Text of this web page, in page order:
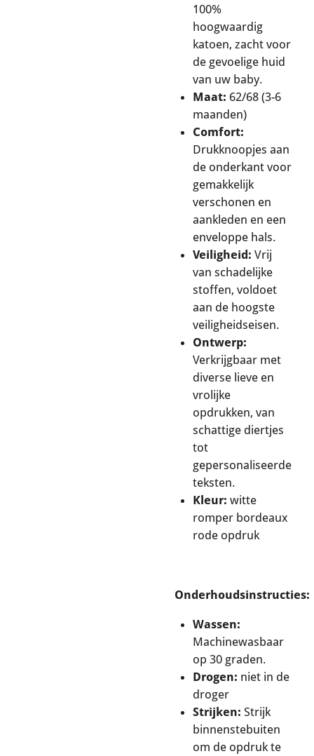
100%
hoogwaardig
katoen, zacht voor
de gevoelige huid
van uw baby.
Maat: 62/68 (3-6
maanden)
Comfort:
Drukknoopjes aan
de onderkant voor
gemakkelijk
verschonen en
aankleden en een
enveloppe hals.
Veiligheid: Vrij
van schadelijke
stoffen, voldoet
aan de hoogste
veiligheidseisen.
Ontwerp:
Verkrijgbaar met
diverse lieve en
vrolijke
opdrukken, van
schattige diertjes
tot
gepersonaliseerde
teksten.
Kleur: witte
romper bordeaux
rode opdruk
Onderhoudsinstructies:
Wassen:
Machinewasbaar
op 30 graden.
Drogen: niet in de
droger
Strijken: Strijk
binnenstebuiten
om de opdruk te